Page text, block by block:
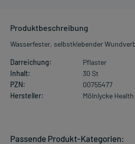
Produktbeschreibung
Wasserfester, selbstklebender
Darreichung:
Pflaster
Inhalt:
30 St
PZN:
00755477
Hersteller:
Mölnlycke
Passende Produkt-Kategorien: